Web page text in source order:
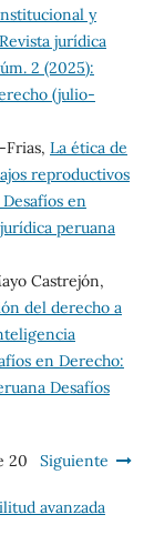
y
Revista jurídica
2 (2025):
(julio-
Frias, La ética de
reproductivos
en
peruana
Castrejón,
del derecho a
en Derecho:
Desafíos
20 Siguiente
avanzada